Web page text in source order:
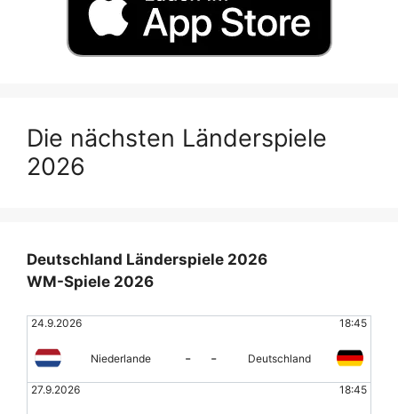
Die nächsten Länderspiele
2026
Deutschland Länderspiele 2026
WM-Spiele 2026
24.9.2026 18:45
Niederlande - - Deutschland
27.9.2026 18:45